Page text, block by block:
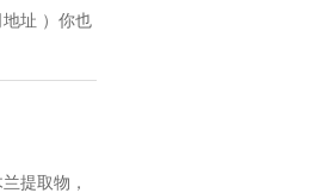
址 ）你也
提取物，